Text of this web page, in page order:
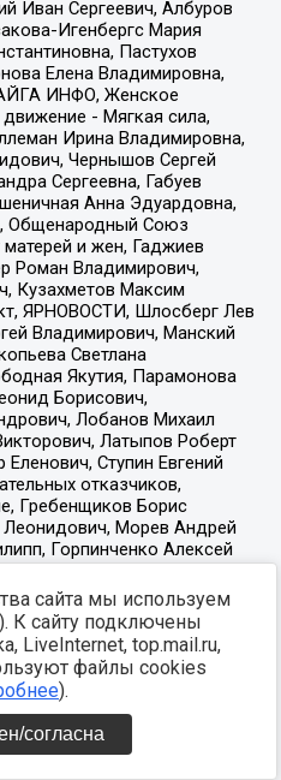
сайта мы используем
К сайту подключены
LiveInternet, top.mail.ru,
файлы cookies
).
согласна